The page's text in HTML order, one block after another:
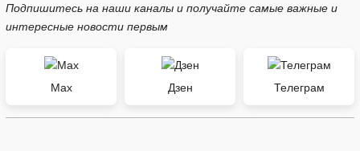
Подпишитесь на наши каналы и получайте самые важные и
интересные новости первым
Max Дзен Телеграм